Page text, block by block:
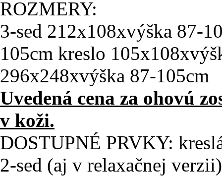
ROZMERY:
3-sed 212x108xvýška 87-
105cm kreslo
296x248xvýška 87-105cm
Uvedená cena za ohovú
v koži.
DOSTUPNÉ PRVKY:
2-sed (aj v relaxačnej